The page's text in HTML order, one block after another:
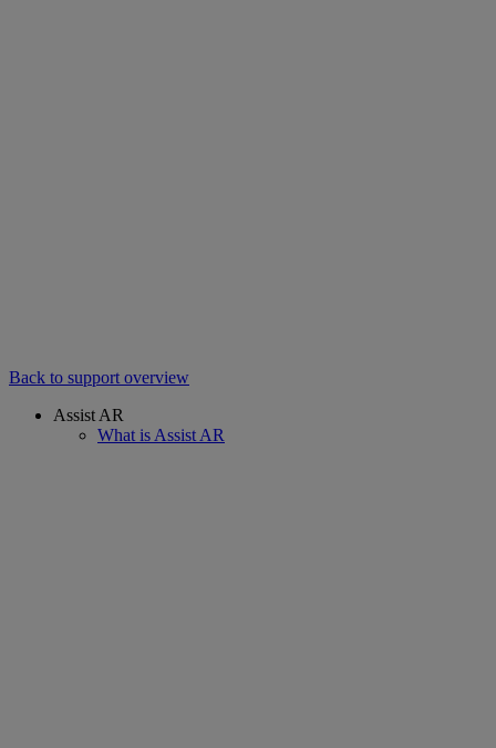
Back to support overview
Assist AR
What is Assist AR